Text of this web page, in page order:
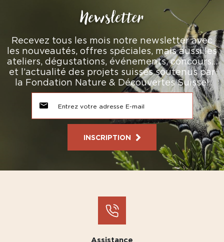
Newsletter
Recevez tous les mois notre newsletter avec
les nouveautés, offres spéciales, mais aussi les
ateliers, dégustations, événements, concours…
et l’actualité des projets suisses soutenus par
la Fondation Nature & Découvertes Suisse!
INSCRIPTION
Assistance